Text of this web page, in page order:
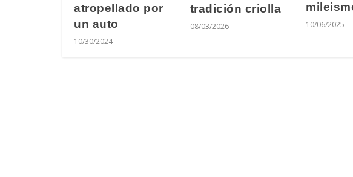
atropellado por
un auto
10/30/2024
tradición criolla
08/03/2026 10/06/2025